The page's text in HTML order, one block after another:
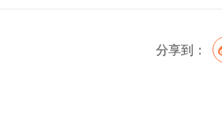
分享到：